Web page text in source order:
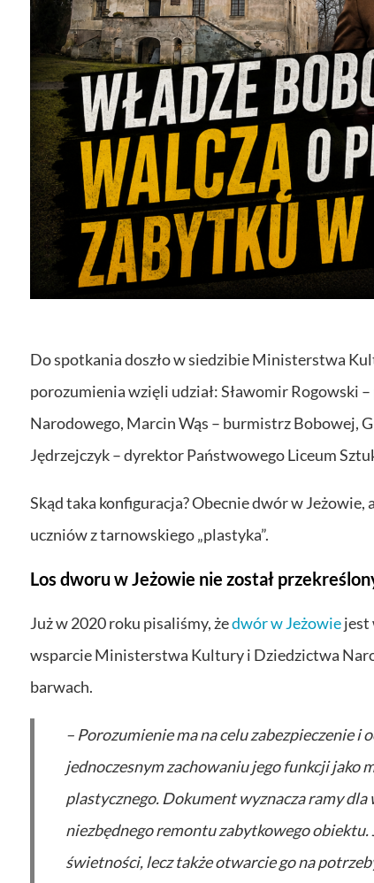
Do spotkania doszło w siedzibie Ministerstwa
porozumienia wzięli udział: Sławomir
Narodowego, Marcin Wąs – burmistrz Bobowej,
Jędrzejczyk – dyrektor Państwowego Liceum
Skąd taka konfiguracja? Obecnie dwór w
uczniów z tarnowskiego „plastyka”.
Los dworu w Jeżowie nie został
Już w 2020 roku pisaliśmy, żedwór w Jeżowiejest
wsparcie Ministerstwa Kultury i Dziedzictwa
barwach.
– Porozumienie ma na celu zabezpieczenie
jednoczesnym zachowaniu jego funkcji
plastycznego. Dokument wyznacza ramy
niezbędnego remontu zabytkowego
świetności, lecz także otwarcie go na